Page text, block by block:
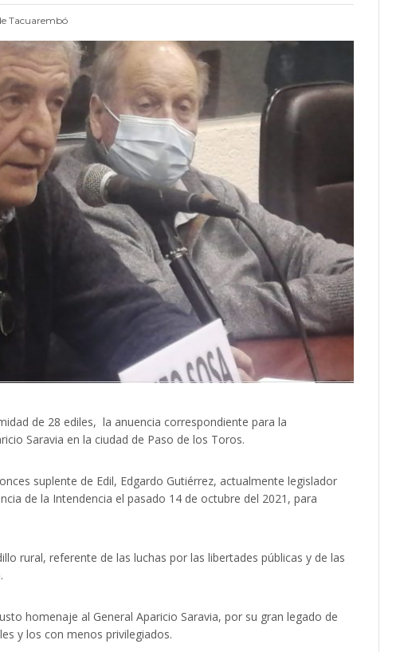
Tacuarembó
de 28 ediles, la anuencia correspondiente para la
Saravia en la ciudad de Paso de los Toros.
suplente de Edil, Edgardo Gutiérrez, actualmente legislador
de la Intendencia el pasado 14 de octubre del 2021, para
rural, referente de las luchas por las libertades públicas y de las
homenaje al General Aparicio Saravia, por su gran legado de
y los con menos privilegiados.